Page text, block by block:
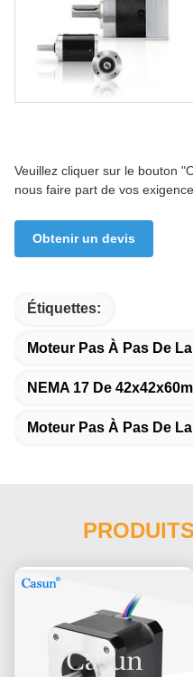
Veuillez cliquer sur le bouton
nous faire part de vos
Obtenir un devis
Étiquettes:
Moteur Pas À Pas De
NEMA 17 De
Moteur Pas À Pas De